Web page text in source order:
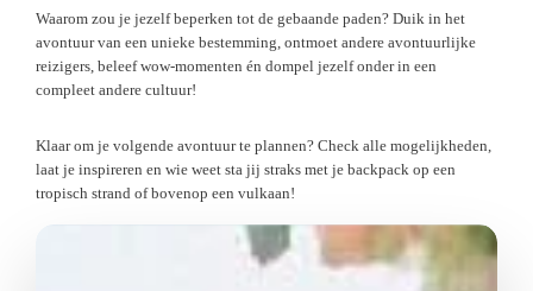
Waarom zou je jezelf beperken tot de gebaande paden? Duik in het
avontuur van een unieke bestemming, ontmoet andere avontuurlijke
reizigers, beleef wow-momenten én dompel jezelf onder in een
compleet andere cultuur!
Klaar om je volgende avontuur te plannen? Check alle mogelijkheden,
laat je inspireren en wie weet sta jij straks met je backpack op een
tropisch strand of bovenop een vulkaan!